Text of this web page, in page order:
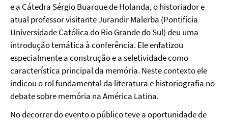
e a Cátedra Sérgio Buarque de Holanda, o historiador e
atual professor visitante Jurandir Malerba (Pontifícia
Universidade Católica do Rio Grande do Sul) deu uma
introdução temática à conferência. Ele enfatizou
especialmentea construção e a seletividade como
característica principalda memória. Neste contexto ele
indicou orolfundamental da literatura e historiografia no
debate sobre memória na América Latina.
No decorrer do evento o público teve a oportunidade de